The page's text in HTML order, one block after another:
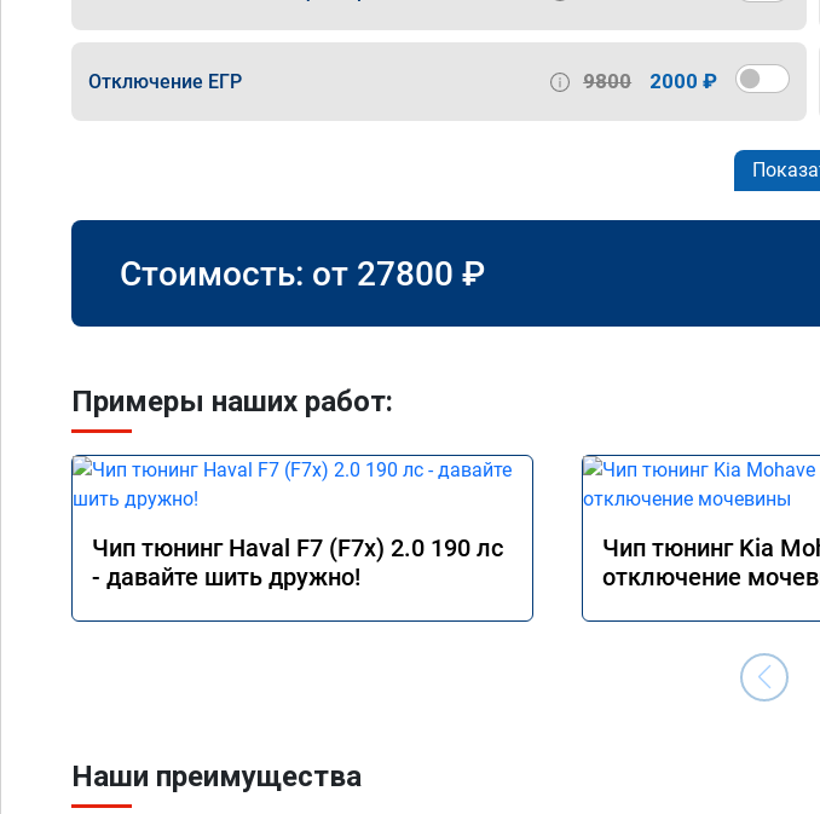
Отключение ЕГР 9800 2000 ₽
Стоимость: от 27800 ₽
Примеры наших работ:
Чип тюнинг Haval F7 (F7x) 2.0 190 лс
- давайте шить дружно!
Чип тюнинг Kia
отключение
Наши преимущества